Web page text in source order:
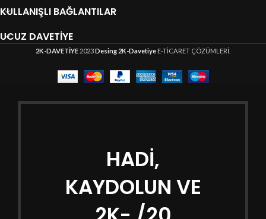
KULLANIŞLI BAĞLANTILAR
UCUZ DAVETIYE
2K-DAVETİYE 2023Desing 2K-Davetiye E-TİCARET ÇÖZÜMLERİ.
HADİ,
KAYDOLUN VE